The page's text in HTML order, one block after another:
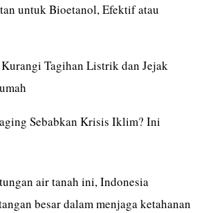
untuk Bioetanol, Efektif atau
Tagihan Listrik dan Jejak
Sebabkan Krisis Iklim? Ini
air tanah ini, Indonesia
besar dalam menjaga ketahanan